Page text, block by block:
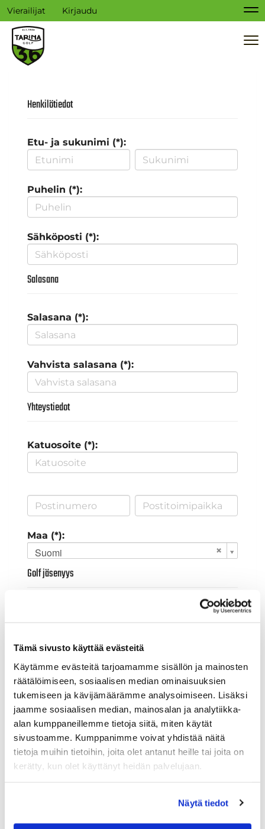
Tämä sivusto käyttää evästeitä
Käytämme evästeitä tarjoamamme sisällön ja mainosten
räätälöimiseen, sosiaalisen median ominaisuuksien
tukemiseen ja kävijämäärämme analysoimiseen. Lisäksi
jaamme sosiaalisen median, mainosalan ja analytiikka-
alan kumppaneillemme tietoja siitä, miten käytät
sivustoamme. Kumppanimme voivat yhdistää näitä
tietoja muihin tietoihin, joita olet antanut heille tai joita on
kerätty, kun olet käyttänyt heidän palvelujaan.
Näytä tiedot
Vierailijat Kirjaudu
Henkilötiedot
Etu- ja sukunimi (*):
Puhelin (*):
Sähköposti (*):
Salasana
Salasana (*):
Vahvista salasana (*):
Yhteystiedot
Katuosoite (*):
Maa (*):
Suomi
Golf jäsenyys
Lisätiedot
Syntymäaika: (*)